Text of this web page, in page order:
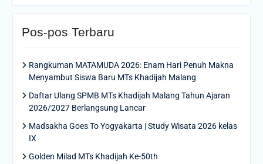
Pos-pos Terbaru
Rangkuman MATAMUDA 2026: Enam Hari Penuh Makna
Menyambut Siswa Baru MTs Khadijah Malang
Daftar Ulang SPMB MTs Khadijah Malang Tahun Ajaran
2026/2027 Berlangsung Lancar
Madsakha Goes To Yogyakarta | Study Wisata 2026 kelas
IX
Golden Milad MTs Khadijah Ke-50th